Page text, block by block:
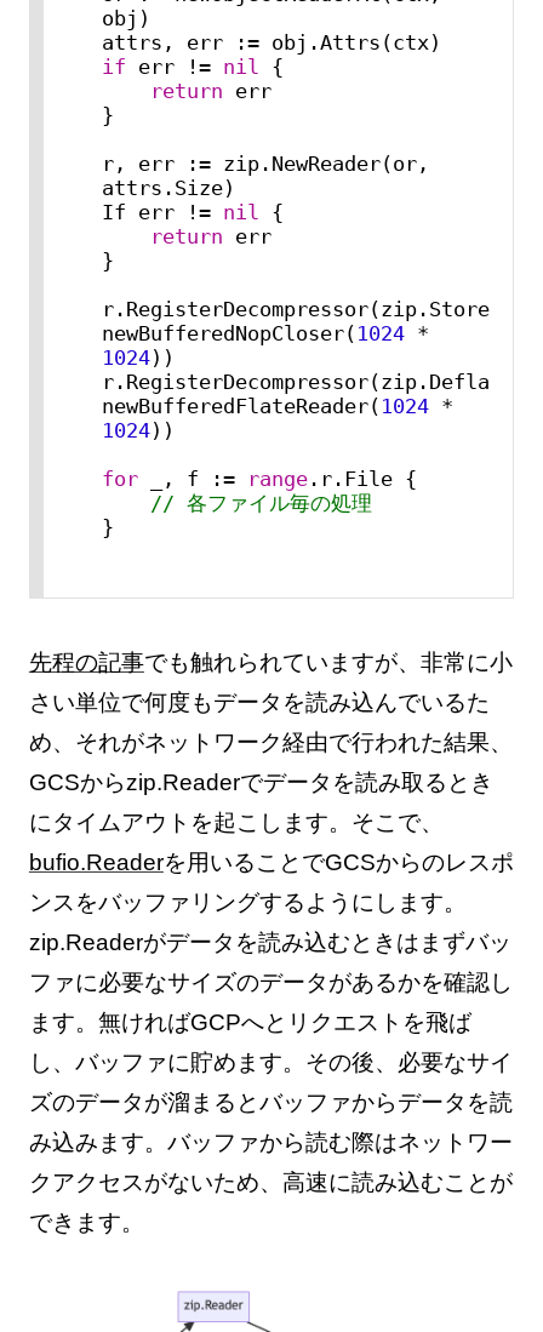
obj)
if err != nil {
return err
}
r, err := zip.NewReader(or,
attrs.Size)
If err != nil {
return err
}
r.RegisterDecompressor(zip.Store,
newBufferedNopCloser( 1024
1024))
r.RegisterDecompressor(zip.Deflate,
newBufferedFlateReader( 1024
1024))
for _, f := range.r.File {
// 各ファイル毎の処理
}
先程の記事でも触れられていますが、非常に小
さい単位で何度もデータを読み込んでいるた
め、それがネットワーク経由で行われた結果、
GCSからzip.Readerでデータを読み取るとき
にタイムアウトを起こします。そこで、
bufio.Readerを用いることでGCSからのレスポ
ンスをバッファリングするようにします。
zip.Readerがデータを読み込むときはまずバッ
ファに必要なサイズのデータがあるかを確認し
ます。無ければGCPへとリクエストを飛ば
し、バッファに貯めます。その後、必要なサイ
ズのデータが溜まるとバッファからデータを読
み込みます。バッファから読む際はネットワー
クアクセスがないため、高速に読み込むことが
できます。